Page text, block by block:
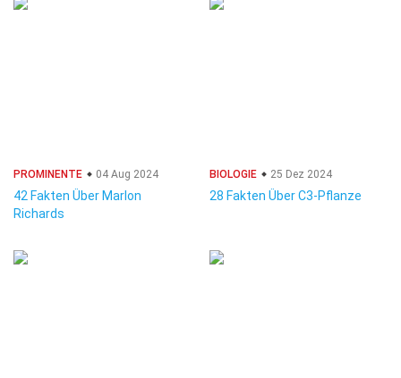
PROMINENTE 04 Aug 2024
42 Fakten Über Marlon
Richards
BIOLOGIE 25 Dez 2024
28 Fakten Über C3-Pflanze